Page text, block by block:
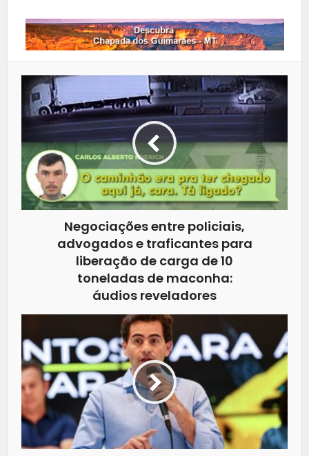
Negociações entre policiais,
advogados e traficantes para
liberação de carga de 10
toneladas de maconha:
áudios reveladores